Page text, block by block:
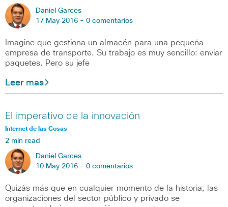
Daniel Garces
17 May 2016 - 0 comentarios
Imagine que gestiona un almacén para una pequeña
empresa de transporte. Su trabajo es muy sencillo: enviar
paquetes. Pero su jefe
Leer mas
El imperativo de la innovación
Internet de las Cosas
2 min read
Daniel Garces
10 May 2016 - 0 comentarios
Quizás más que en cualquier momento de la historia, las
organizaciones del sector público y privado se